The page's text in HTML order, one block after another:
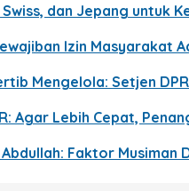
Swiss, dan Jepang untuk
Izin Masyarakat
Mengelola: Setjen
Agar Lebih Cepat,
Faktor